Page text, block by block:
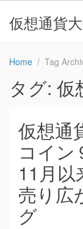
仮想通貨
Home Tag
タグ: 仮
仮想通
コイン
11月以
売り広
グ